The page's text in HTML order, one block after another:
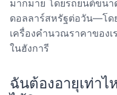
มากมาย โดยรถยนต์ขนา
ดอลลาร์สหรัฐต่อวัน—โด
เครื่องคำนวณราคาของ
ในฮังการี
ฉันต้องอายุเท่าไ